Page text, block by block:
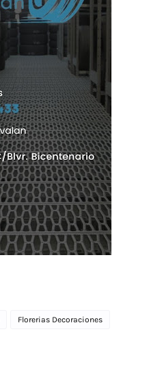
Florerias Decoraciones